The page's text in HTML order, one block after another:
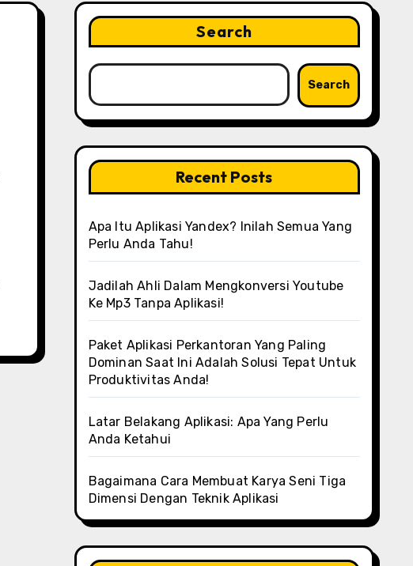
Search
Search
Recent Posts
Apa Itu Aplikasi Yandex? Inilah Semua Yang
Perlu Anda Tahu!
Jadilah Ahli Dalam Mengkonversi Youtube
Ke Mp3 Tanpa Aplikasi!
Paket Aplikasi Perkantoran Yang Paling
Dominan Saat Ini Adalah Solusi Tepat Untuk
Produktivitas Anda!
Latar Belakang Aplikasi: Apa Yang Perlu
Anda Ketahui
Bagaimana Cara Membuat Karya Seni Tiga
Dimensi Dengan Teknik Aplikasi